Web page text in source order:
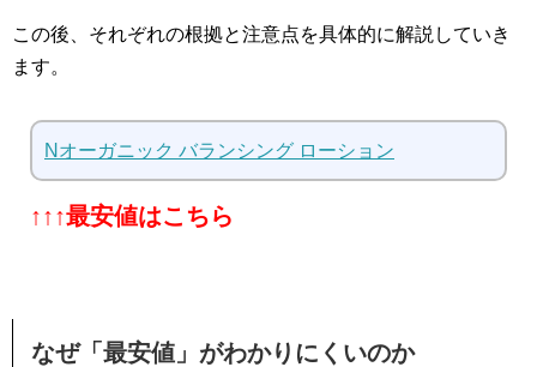
この後、それぞれの根拠と注意点を具体的に解説していき
ます。
Nオーガニック バランシング ローション
↑↑↑最安値はこちら
なぜ「最安値」がわかりにくいのか